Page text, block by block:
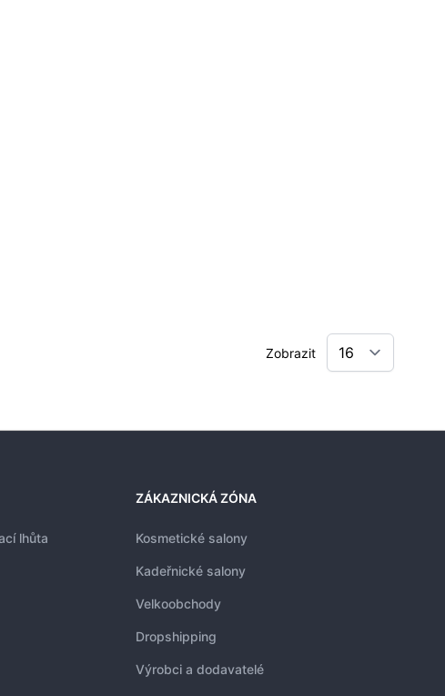
Zobrazit
lhůta
ZÁKAZNICKÁ ZÓNA
Kosmetické salony
Kadeřnické salony
Velkoobchody
Dropshipping
Výrobci a dodavatelé